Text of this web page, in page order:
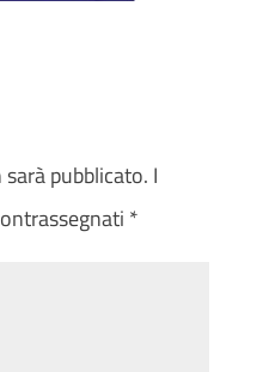
pubblicato. I
*